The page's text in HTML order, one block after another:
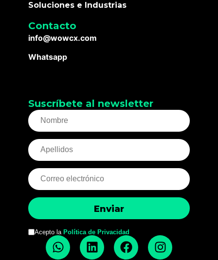
Soluciones e Industrias
Contacto
info@wowcx.com
Whatsapp
Suscríbete al newsletter
Acepto la Política de Privacidad